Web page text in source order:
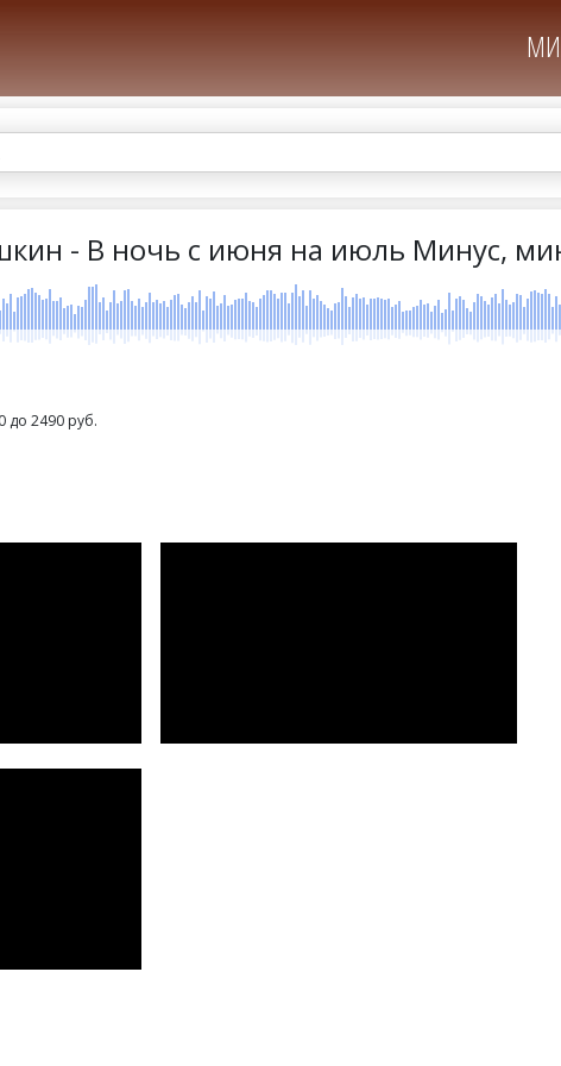
- В ночь с июня на июль Минус,
до 2490 руб.